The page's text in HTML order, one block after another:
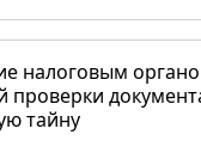
налоговым
проверки
тайну